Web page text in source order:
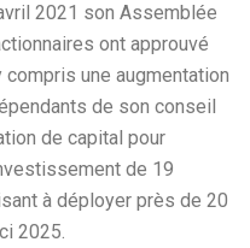
2021 son Assemblée
ont approuvé
compris une augmentation
de son conseil
de capital pour
de 19
à déployer près de 20
2025.